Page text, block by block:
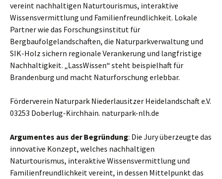
vereint nachhaltigen Naturtourismus, interaktive
Wissensvermittlung und Familienfreundlichkeit. Lokale
Partner wie das Forschungsinstitut für
Bergbaufolgelandschaften, die Naturparkverwaltung und
SIK-Holz sichern regionale Verankerung und langfristige
Nachhaltigkeit. „LassWissen“ steht beispielhaft für
Brandenburg und macht Naturforschung erlebbar.
Förderverein Naturpark Niederlausitzer Heidelandschaft e.V.
03253 Doberlug-Kirchhain. naturpark-nlh.de
Argumentes aus der Begründung: Die Jury überzeugte das
innovative Konzept, welches nachhaltigen
Naturtourismus, interaktive Wissensvermittlung und
Familienfreundlichkeit vereint, in dessen Mittelpunkt das